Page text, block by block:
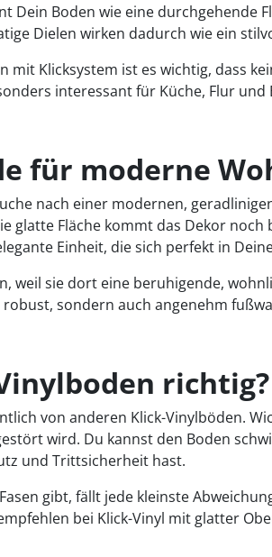
Dein Boden wie eine durchgehende
Dielen wirken dadurch wie ein
mit Klicksystem ist es wichtig, dass
interessant für Küche, Flur und
für moderne
nach einer modernen,
Fläche kommt das Dekor
Einheit, die sich perfekt in
weil sie dort eine beruhigende,
sondern auch angenehm
richtig?
von anderen Klick-Vinylböden.
wird. Du kannst den Boden
und Trittsicherheit hast.
gibt, fällt jede kleinste
bei Klick-Vinyl mit glatter